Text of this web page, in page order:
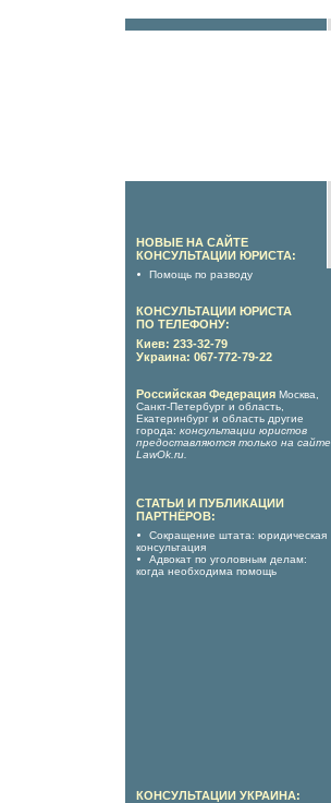
НОВЫЕ НА САЙТЕ
КОНСУЛЬТАЦИИ ЮРИСТА:
Помощь по разводу
КОНСУЛЬТАЦИИ ЮРИСТА
ПО ТЕЛЕФОНУ:
Киев: 233-32-79
Украина: 067-772-79-22
Российская Федерация Москва,
Санкт-Петербург и область,
Екатеринбург и область другие
города: консультации юристов
предоставляются только на сайте
LawOk.ru
СТАТЬИ И ПУБЛИКАЦИИ
ПАРТНЁРОВ:
Сокращение штата: юридическая
консультация
Адвокат по уголовным делам:
когда необходима помощь
КОНСУЛЬТАЦИИ УКРАИНА: